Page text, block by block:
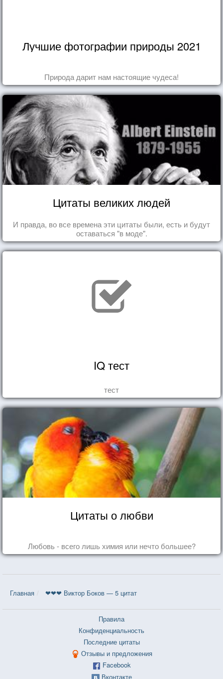
Лучшие фотографии природы 2021
Природа дарит нам настоящие чудеса!
Цитаты великих людей
И правда, во все времена эти цитаты были, есть и будут
оставаться "в моде".
IQ тест
тест
Цитаты о любви
Любовь - всего лишь химия или нечто большее?
Главная ❤❤❤ Виктор Боков — 5 цитат
Правила
Конфиденциальность
Последние цитаты
Отзывы и предложения
Facebook
Вконтакте